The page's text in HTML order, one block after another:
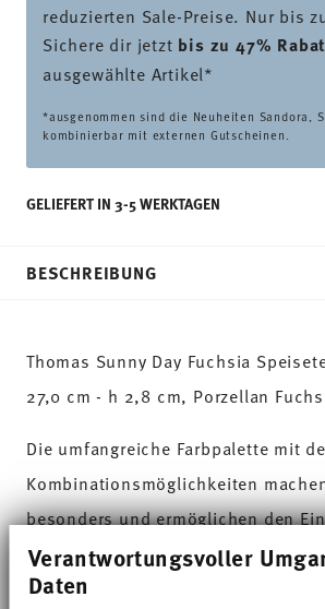
Verantwortungsvoller
Daten
reduzierten Sale-Preise. Nur bis
Sichere dir jetzt bis zu 47%
ausgewählte Artikel*
*ausgenommen sind die Neuheiten Sandora,
kombinierbar mit externen Gutscheinen.
GELIEFERT IN 3-5 WERKTAGEN
BESCHREIBUNG
Thomas Sunny Day Fuchsia
27,0 cm - h 2,8 cm, Porzellan
Die umfangreiche Farbpalette mit
Kombinationsmöglichkeiten
besonders und ermöglichen den
verschiedensten Koch- und
sympathische und gut gelaunte